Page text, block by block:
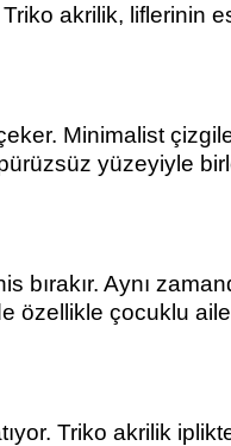
akrilik, liflerinin
Minimalist
yüzeyiyle
bırakır. Aynı
özellikle çocuklu
Triko akrilik